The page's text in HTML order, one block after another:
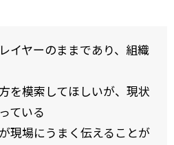
イヤーのままであり、組織
を模索してほしいが、現状
ている
現場にうまく伝えることが